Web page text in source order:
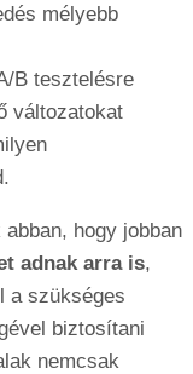
mélyebb
B tesztelésre
változatokat
hogy jobban
adnak arra is,
a szükséges
biztosítani
nemcsak